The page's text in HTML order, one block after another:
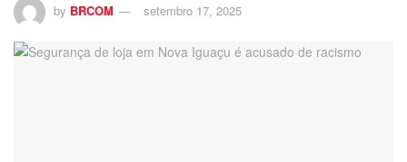
by BRCOM setembro 17, 2025